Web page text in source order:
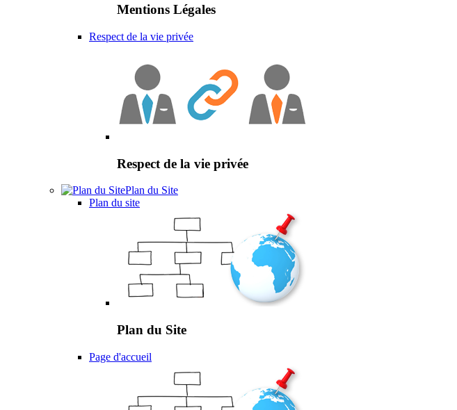
Mentions Légales
Respect de la vie privée
Respect de la vie privée
Plan du Site
Plan du site
Plan du Site
Page d'accueil